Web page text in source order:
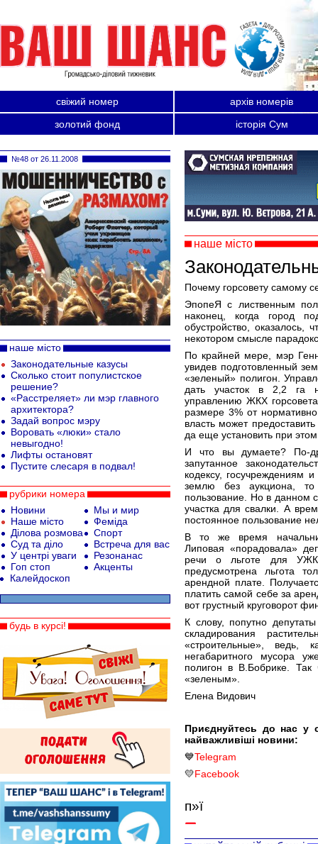
свіжий номер
архів номерів
золотий фонд
історія Сум
наше місто
Почему горсовету самому
ЭпопеЯ с лиственным
наконец, когда город
обустройство, оказалось,
некотором смысле
По крайней мере, мэр
увидев подготовленный
«зеленый» полигон.
дать участок в 2,2 га
управлению ЖКХ
размере 3% от
власть может
да еще установить при
И что вы думаете? По-
запутанное
кодексу, госучреждениям
землю без аукциона,
пользование. Но в данном
участка для свалки. А
постоянное пользование
В то же время
Липовая «порадовала»
речи о льготе для
предусмотрена льгота
арендной плате.
платить самой себе за
вот грустный круговорот
К слову, попутно
складирования
«строительные», ведь,
негабаритного мусора
полигон в В.Бобрике. Так
«зеленым».
Елена Видович
Приєднуйтесь до нас у
найважливіші новини:
💙Telegram
💛Facebook
п»ї
№48 от 26.11.2008
наше місто
Законодательные казусы
Сколько стоит популистское
решение?
«Расстреляет» ли мэр главного
архитектора?
Задай вопрос мэру
Воровать «люки» стало
невыгодно!
Лифты остановят
Пустите слесаря в подвал!
рубрики номера
Новини
Наше місто
Ділова розмова
Суд та діло
У центрі уваги
Гоп стоп
Мы и мир
Феміда
Спорт
Встреча для вас
Резонанас
Акценты
Калейдоскоп
будь в курсі!